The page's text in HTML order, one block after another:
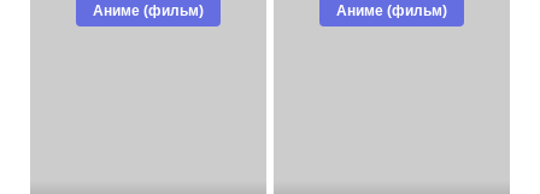
Аниме (фильм) Аниме (фильм)